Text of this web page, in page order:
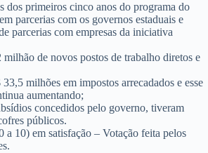
dos primeiros cinco anos do programa do
parcerias com os governos estaduais e
parcerias com empresas da iniciativa
milhão de novos postos de trabalho diretos e
milhões em impostos arrecadados e esse
aumentando;
concedidos pelo governo, tiveram
públicos.
a 10) em satisfação – Votação feita pelos